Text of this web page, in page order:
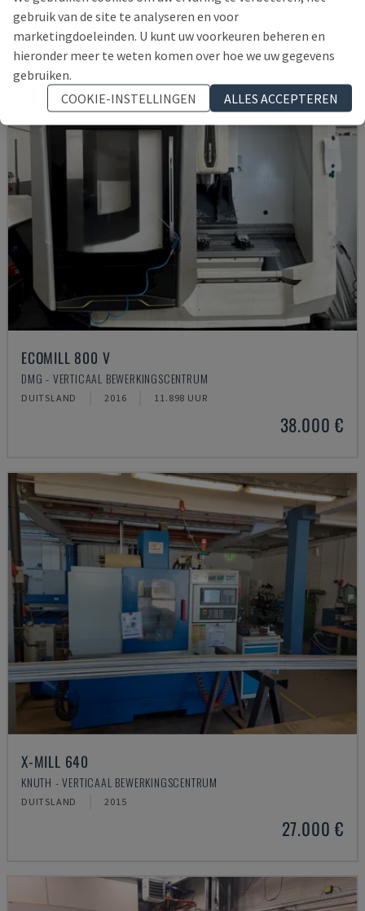
ECOMILL 800 V
DMG - VERTICAAL BEWERKINGSCENTRUM
DUITSLAND 2016 11.898 UUR
38.000 €
X-MILL 640
KNUTH - VERTICAAL BEWERKINGSCENTRUM
DUITSLAND 2015
27.000 €
gebruik van de site te analyseren en voor
marketingdoeleinden. U kunt uw voorkeuren beheren en
hieronder meer te weten komen over hoe we uw gegevens
gebruiken.
COOKIE-INSTELLINGEN
ALLES ACCEPTEREN